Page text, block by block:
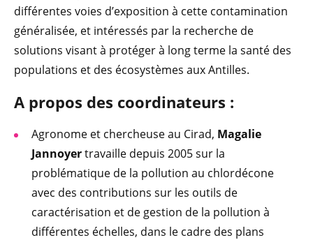
différentes voies d’exposition à cette contamination
généralisée, et intéressés par la recherche de
solutions visant à protéger à long terme la santé des
populations et des écosystèmes aux Antilles.
A propos des coordinateurs :
Agronome et chercheuse au Cirad, Magalie
Jannoyertravaille depuis 2005 sur la
problématique de la pollution au chlordécone
avec des contributions sur les outils de
caractérisation et de gestion de la pollution à
différentes échelles, dans le cadre des plans